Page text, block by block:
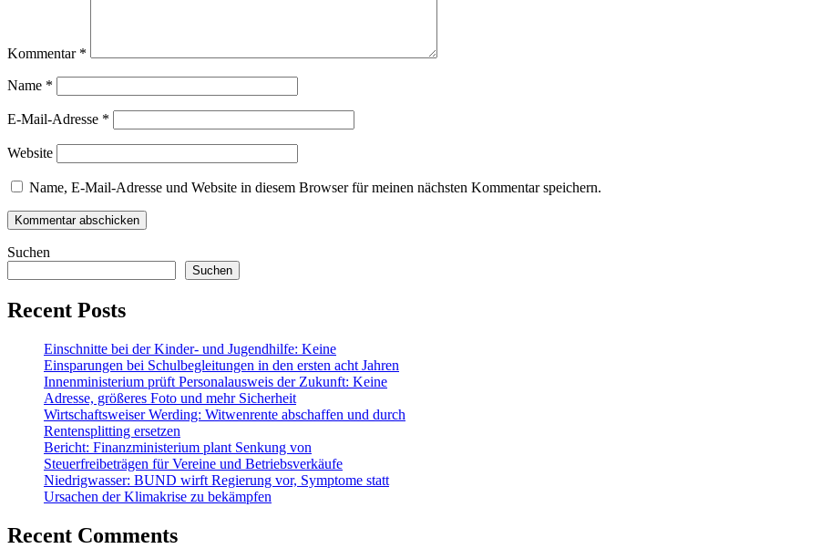
Kommentar *
Name *
E-Mail-Adresse *
Website
Name, E-Mail-Adresse und Website in diesem Browser für meinen nächsten Kommentar speichern.
Suchen
Suchen
Recent Posts
Einschnitte bei der Kinder- und Jugendhilfe: Keine
Einsparungen bei Schulbegleitungen in den ersten acht Jahren
Innenministerium prüft Personalausweis der Zukunft: Keine
Adresse, größeres Foto und mehr Sicherheit
Wirtschaftsweiser Werding: Witwenrente abschaffen und durch
Rentensplitting ersetzen
Bericht: Finanzministerium plant Senkung von
Steuerfreibeträgen für Vereine und Betriebsverkäufe
Niedrigwasser: BUND wirft Regierung vor, Symptome statt
Ursachen der Klimakrise zu bekämpfen
Recent Comments